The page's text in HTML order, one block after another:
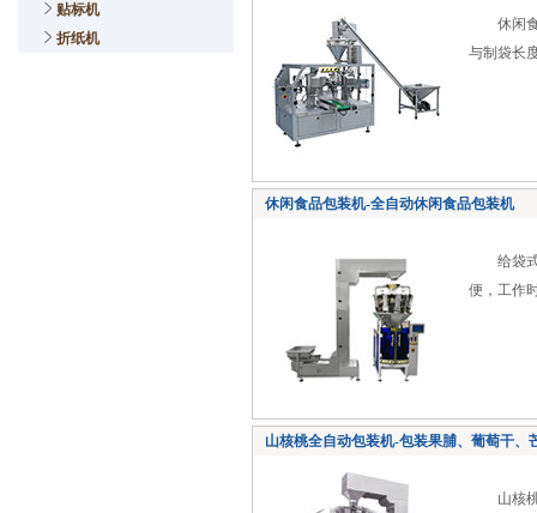
贴标机
折纸机
休闲食
与制袋长
休闲食品包装机-全自动休闲食品包装机
给袋式
便，工作
山核桃全自动包装机-包装果脯、葡萄干、
山核桃